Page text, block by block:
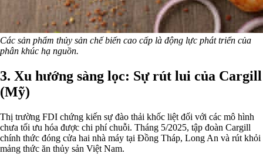
Các sản phẩm thủy sản chế biến cao cấp là động lực phát triển của
phân khúc hạ nguồn.
3. Xu hướng sàng lọc: Sự rút lui của Cargill
(Mỹ)
Thị trường FDI chứng kiến sự đào thải khốc liệt đối với các mô hình
chưa tối ưu hóa được chi phí chuỗi. Tháng 5/2025, tập đoàn Cargill
chính thức đóng cửa hai nhà máy tại Đồng Tháp, Long An và rút khỏi
mảng thức ăn thủy sản Việt Nam.